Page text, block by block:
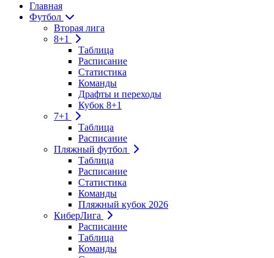
Главная
Футбол
Вторая лига
8+1
Таблица
Расписание
Статистика
Команды
Драфты и переходы
Кубок 8+1
7+1
Таблица
Расписание
Пляжный футбол
Таблица
Расписание
Статистика
Команды
Пляжный кубок 2026
КиберЛига
Расписание
Таблица
Команды